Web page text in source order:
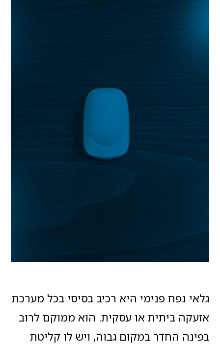
גלאי נפח פנימי היא רכיב בסיסי בכל מערכת
אזעקה ביתית או עסקית. הוא ממוקם לרוב
בפינה החדר במקום גבוה, ויש לו קליטת